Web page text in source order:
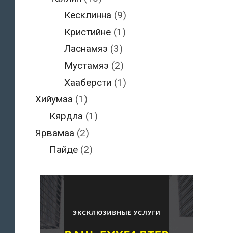
Кесклинна (9)
Кристийне(1)
Ласнамяэ (3)
Мустамяэ (2)
Хааберсти (1)
Хийумаа (1)
Кярдла (1)
Ярвамаа (2)
Пайде (2)